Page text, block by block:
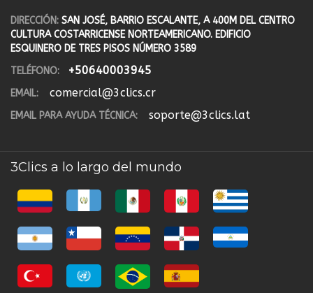
DIRECCIÓN: SAN JOSÉ, BARRIO ESCALANTE, A 400M DEL CENTRO
CULTURA COSTARRICENSE NORTEAMERICANO. EDIFICIO
ESQUINERO DE TRES PISOS NÚMERO 3589
TELÉFONO:
+50640003945
EMAIL: comercial@3clics.cr
EMAIL PARA AYUDA TÉCNICA: soporte@3clics.lat
3Clics a lo largo del mundo